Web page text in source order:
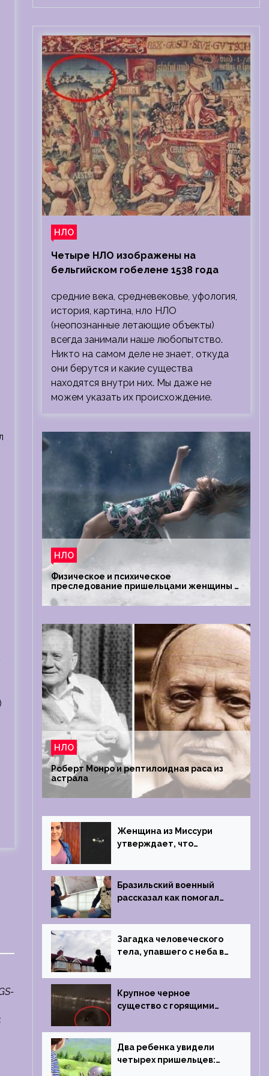
НЛО
Четыре НЛО изображены на
бельгийском гобелене 1538 года
средние века, средневековье, уфология,
история, картина, нло НЛО
(неопознанные летающие объекты)
всегда занимали наше любопытство.
Никто на самом деле не знает, откуда
они берутся и какие существа
находятся внутри них. Мы даже не
можем указать их происхождение.
НЛО
Физическое и психическое
преследование пришельцами женщины в
НЛО
Роберт Монро и рептилоидная раса из
астрала
Женщина из Миссури
утверждает, что
синими инопланетянами
Бразильский военный
рассказал как помогал
в 1996 году
Загадка человеческого
тела, упавшего с неба в
Крупное черное
существо с горящими
лодку рыбака
Два ребенка увидели
четырех пришельцев: